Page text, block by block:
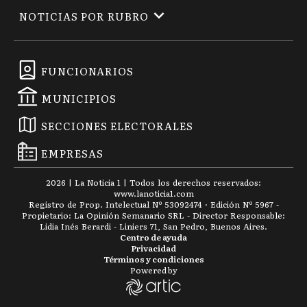
FUNCIONARIOS
MUNICIPIOS
SECCIONES ELECTORALES
EMPRESAS
NOTICIAS POR RUBRO
2026 | La Noticia 1 | Todos los derechos reservados:
www.lanoticia1.com
Registro de Prop. Intelectual Nº 53092474 · Edición Nº 5967 -
Propietario: La Opinión Semanario SRL - Director Responsable:
Lidia Inés Berardi - Liniers 71, San Pedro, Buenos Aires.
Términos y condiciones
Privacidad
Centro de ayuda
Powered by